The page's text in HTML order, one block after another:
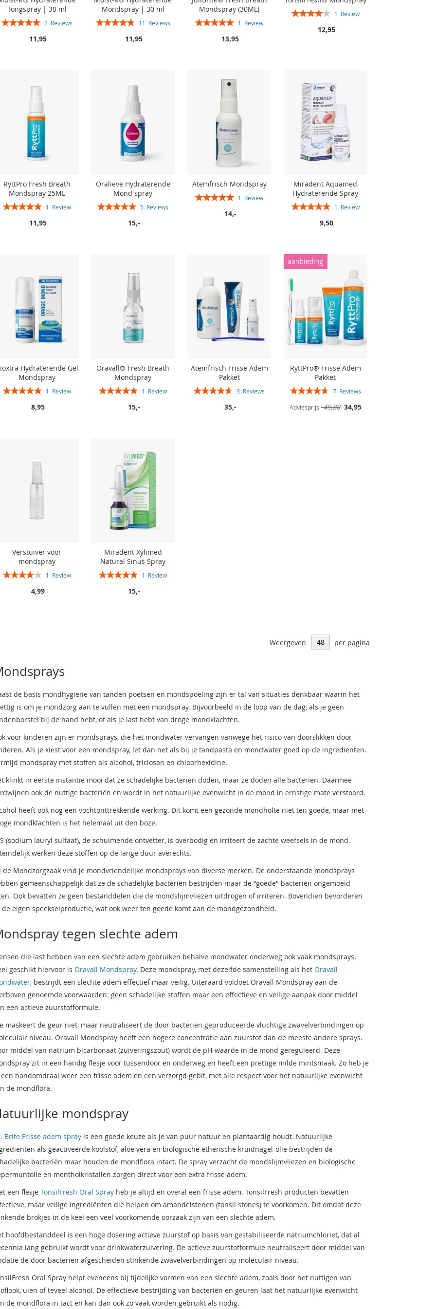
Tongspray | 30 ml
Rating:
2 Reviews
11,95
Mondspray | 30 ml
Rating:
11 Reviews
11,95
Mondspray (30ML)
Rating:
1 Review
13,95
Rating:
1 Review
12,95
RyttPro Fresh Breath
Mondspray 25ML
Rating:
1 Review
11,95
Oralieve Hydraterende
Mond spray
Rating:
5 Reviews
15,-
Atemfrisch Mondspray
Rating:
1 Review
14,-
Miradent Aquamed
Hydraterende Spray
Rating:
1 Review
9,50
Hydraterende Gel
Mondspray
Rating:
1 Review
8,95
Oravall® Fresh Breath
Mondspray
Rating:
1 Review
15,-
Atemfrisch Frisse Adem
Pakket
Rating:
3 Reviews
35,-
RyttPro® Frisse Adem
Pakket
Rating:
7 Reviews
Adviesprijs 49,80 Speciale
34,95
Verstuiver voor
mondspray
Rating:
1 Review
4,99
Miradent Xylimed
Natural Sinus Spray
Rating:
1 Review
15,-
Weergeven per pagina
de basis mondhygiëne van tanden poetsen en mondspoeling zijn er tal van situaties denkbaar waarin het
is om je mondzorg aan te vullen met een mondspray. Bijvoorbeeld in de loop van de dag, als je geen
bij de hand hebt, of als je last hebt van droge mondklachten.
voor kinderen zijn er mondsprays, die het mondwater vervangen vanwege het risico van doorslikken door
Als je kiest voor een mondspray, let dan net als bij je tandpasta en mondwater goed op de ingrediënten.
mondspray met stoffen als alcohol, triclosan en chloorhexidine.
klinkt in eerste instantie mooi dat ze schadelijke bacteriën doden, maar ze doden alle bacteriën. Daarmee
ook de nuttige bacteriën en wordt in het natuurlijke evenwicht in de mond in ernstige mate verstoord.
heeft ook nog een vochtonttrekkende werking. Dit komt een gezonde mondholte niet ten goede, maar met
mondklachten is het helemaal uit den boze.
(sodium lauryl sulfaat), de schuimende ontvetter, is overbodig en irriteert de zachte weefsels in de mond.
werken deze stoffen op de lange duur averechts.
de Mondzorgzaak vind je mondvriendelijke mondsprays van diverse merken. De onderstaande mondsprays
gemeenschappelijk dat ze de schadelijke bacteriën bestrijden maar de “goede" bacteriën ongemoeid
Ook bevatten ze geen bestanddelen die de mondslijmvliezen uitdrogen of irriteren. Bovendien bevorderen
de eigen speekselproductie, wat ook weer ten goede komt aan de mondgezondheid.
tegen slechte adem
die last hebben van een slechte adem gebruiken behalve mondwater onderweg ook vaak mondsprays.
geschikt hiervoor is Oravall Mondspray. Deze mondspray, met dezelfde samenstelling als het Oravall
, bestrijdt een slechte adem effectief maar veilig. Uiteraard voldoet Oravall Mondspray aan de
genoemde voorwaarden: geen schadelijke stoffen maar een effectieve en veilige aanpak door middel
een actieve zuurstofformule.
maskeert de geur niet, maar neutraliseert de door bacteriën geproduceerde vluchtige zwavelverbindingen op
niveau. Oravall Mondspray heeft een hogere concentratie aan zuurstof dan de meeste andere sprays.
middel van natrium bicarbonaat (zuiveringszout) wordt de pH-waarde in de mond gereguleerd. Deze
zit in een handig flesje voor tussendoor en onderweg en heeft een prettige milde mintsmaak. Zo heb je
handomdraai weer een frisse adem en een verzorgd gebit, met alle respect voor het natuurlijke evenwicht
de mondflora.
mondspray
Brite Frisse adem spray is een goede keuze als je van puur natuur en plantaardig houdt. Natuurlijke
als geactiveerde koolstof, aloë vera en biologische etherische kruidnagel-olie bestrijden de
bacteriën maar houden de mondflora intact. De spray verzacht de mondslijmvliezen en biologische
en mentholkristallen zorgen direct voor een extra frisse adem.
een flesje TonsilFresh Oral Sprayheb je altijd en overal een frisse adem. TonsilFresh producten bevatten
maar veilige ingrediënten die helpen om amandelstenen (tonsil stones) te voorkomen. Dit omdat deze
brokjes in de keel een veel voorkomende oorzaak zijn van een slechte adem.
hoofdbestanddeel is een hoge dosering actieve zuurstof op basis van gestabiliseerde natriumchloriet, dat al
lang gebruikt wordt voor drinkwaterzuivering. De actieve zuurstofformule neutraliseert door middel van
de door bacteriën afgescheiden stinkende zwavelverbindingen op moleculair niveau.
Oral Spray helpt eveneens bij tijdelijke vormen van een slechte adem, zoals door het nuttigen van
uien of teveel alcohol. De effectieve bestrijding van bacteriën en geuren laat het natuurlijke evenwicht
de mondflora in tact en kan dan ook zo vaak worden gebruikt als nodig.